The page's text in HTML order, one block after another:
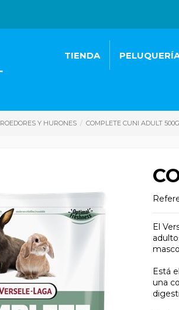
TIENDA
ROEDORES Y HURONES COMPLETE CUNI ADULT
El
Está
una